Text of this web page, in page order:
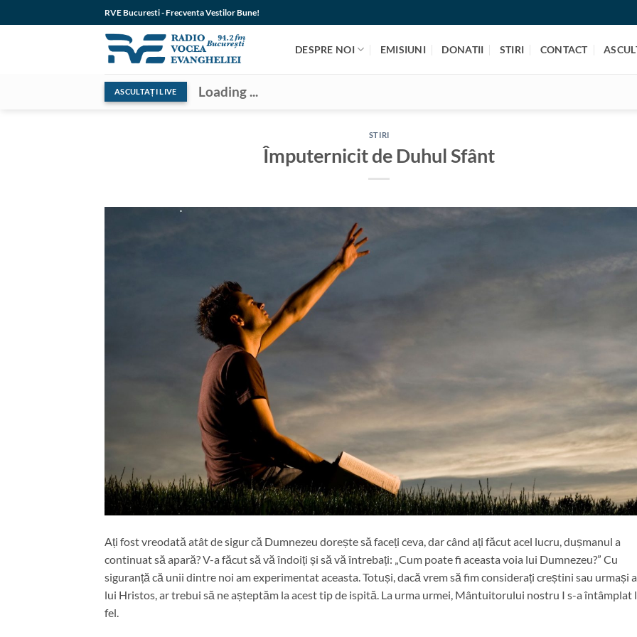
to
RVE Bucuresti - Frecventa Vestilor Bune!
DESPRE NOI EMISIUNI DONATII STIRI CONTACT
ASCULTAȚI LIVE Loading ...
STIRI
Împuternicit de Duhul Sfânt
Ați fost vreodată atât de sigur că Dumnezeu dorește să faceți ceva, dar când ați făcut acel lucru, dușmanul a
continuat să apară? V-a făcut să vă îndoiți și să vă întrebați: „Cum poate fi aceasta voia lui Dumnezeu?” Cu
siguranță că unii dintre noi am experimentat aceasta. Totuși, dacă vrem să fim considerați creștini sau urmași
lui Hristos, ar trebui să ne așteptăm la acest tip de ispită. La urma urmei, Mântuitorului nostru I s-a întâmplat
fel.